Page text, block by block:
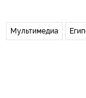
Мультимедиа